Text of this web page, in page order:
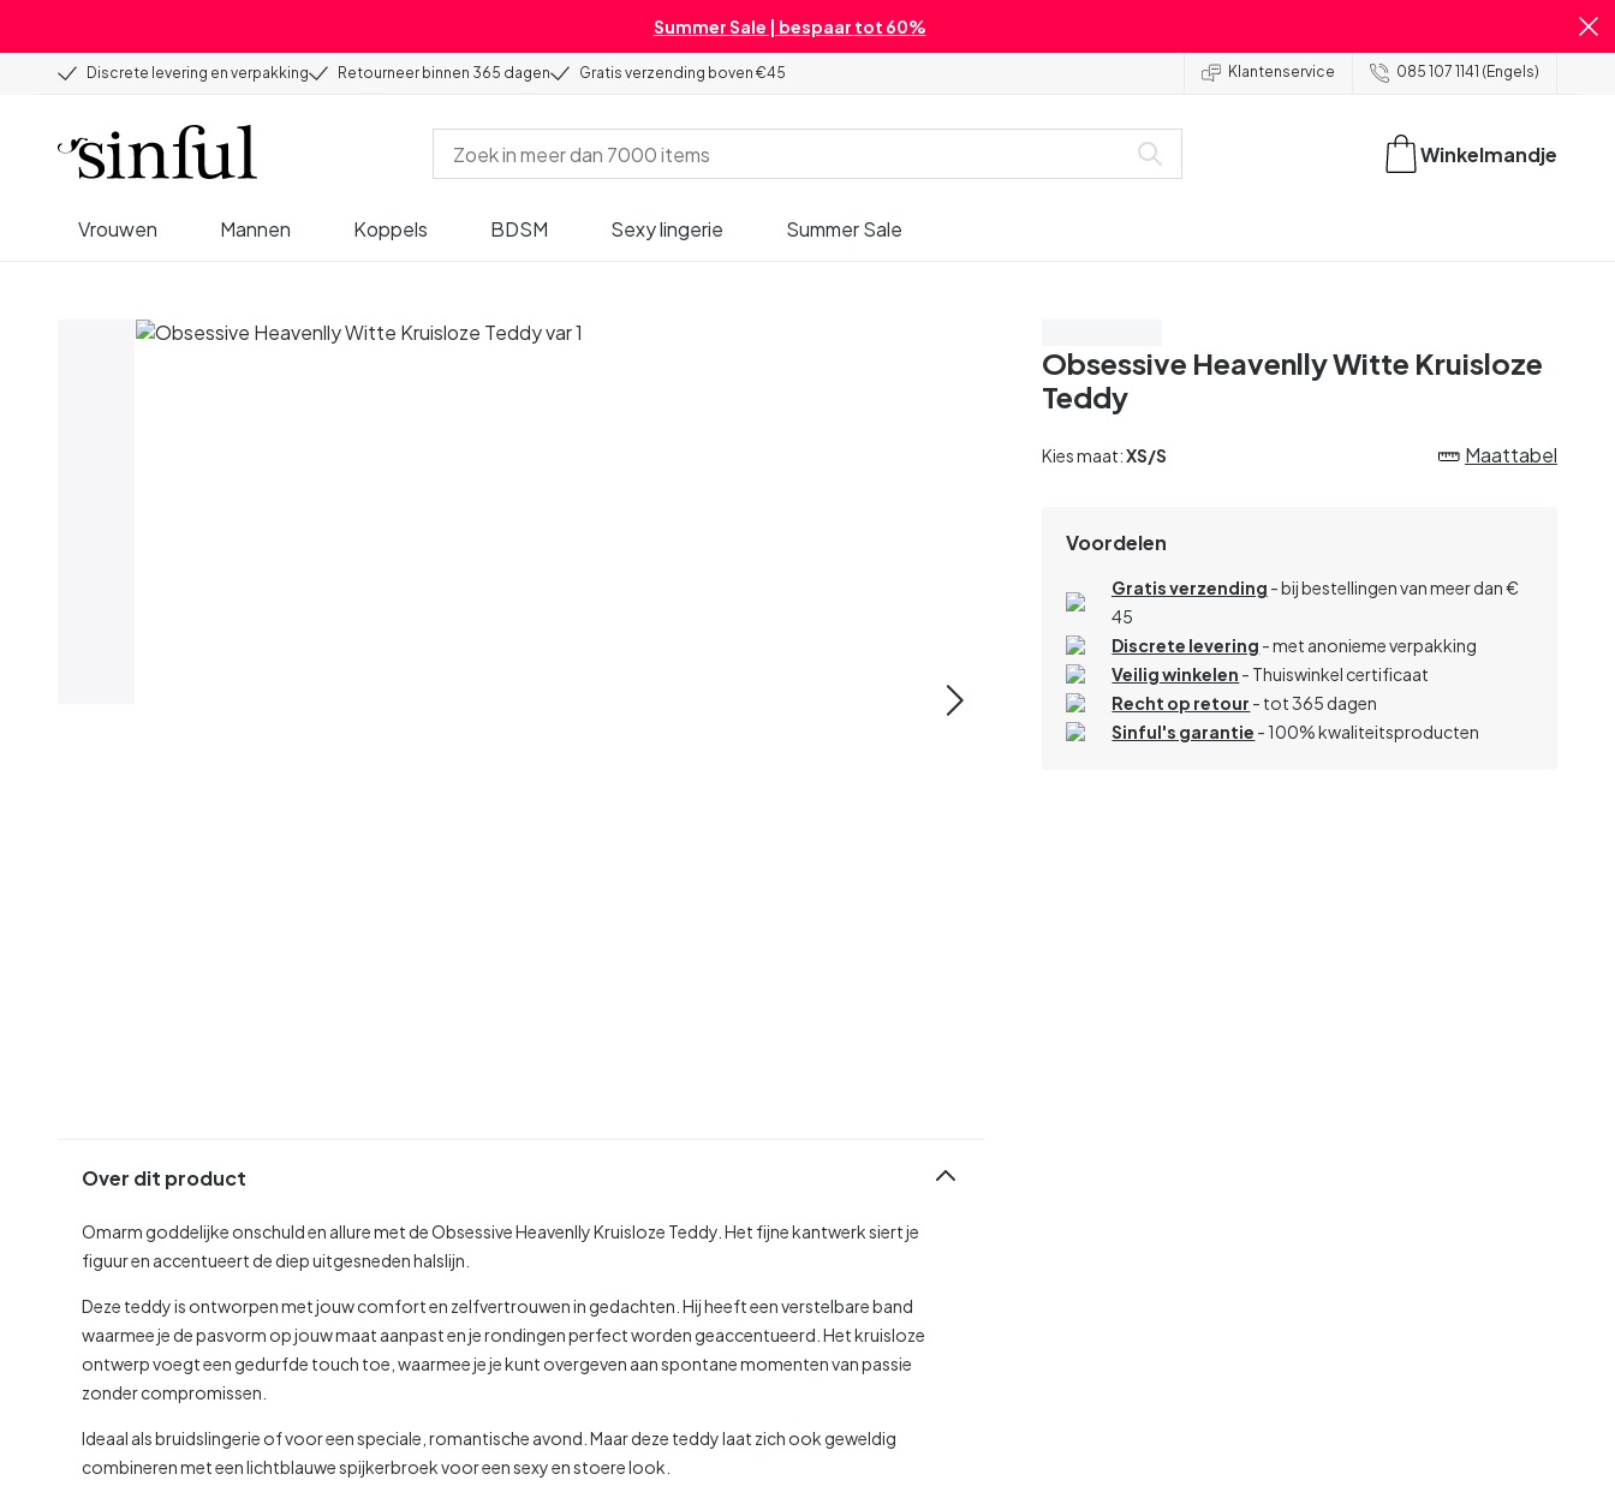
Summer Sale | bespaar tot 60%
Discrete levering en verpakking Retourneer binnen 365 dagen Gratis verzending boven €45 Klantenservice 085 107 1141 (Engels)
Vrouwen Mannen Koppels BDSM Sexy lingerie Summer Sale
Winkelmandje
Obsessive Heavenlly Witte Kruisloze
Teddy
Kies maat:XS/S Maattabel
Voordelen
Gratis verzending - bij bestellingen van meer dan €
45
Discrete levering - met anonieme verpakking
Veilig winkelen - Thuiswinkel certificaat
Recht op retour - tot 365 dagen
Sinful's garantie - 100% kwaliteitsproducten
Over dit product
Omarm goddelijke onschuld en allure met de Obsessive Heavenlly Kruisloze Teddy. Het fijne kantwerk siert je
figuur en accentueert de diep uitgesneden halslijn.
Deze teddy is ontworpen met jouw comfort en zelfvertrouwen in gedachten. Hij heeft een verstelbare band
waarmee je de pasvorm op jouw maat aanpast en je rondingen perfect worden geaccentueerd. Het kruisloze
ontwerp voegt een gedurfde touch toe, waarmee je je kunt overgeven aan spontane momenten van passie
zonder compromissen.
Ideaal als bruidslingerie of voor een speciale, romantische avond. Maar deze teddy laat zich ook geweldig
combineren met een lichtblauwe spijkerbroek voor een sexy en stoere look.